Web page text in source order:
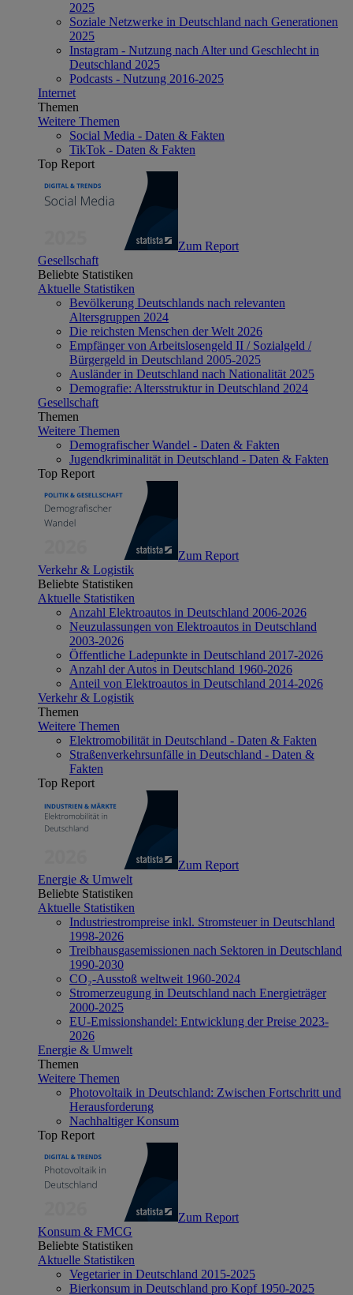
2025
Soziale Netzwerke in Deutschland nach Generationen
2025
Instagram - Nutzung nach Alter und Geschlecht in
Deutschland 2025
Podcasts - Nutzung 2016-2025
Internet
Themen
Weitere Themen
Social Media - Daten & Fakten
TikTok - Daten & Fakten
Top Report
Zum Report
Gesellschaft
Beliebte Statistiken
Aktuelle Statistiken
Bevölkerung Deutschlands nach relevanten
Altersgruppen 2024
Die reichsten Menschen der Welt 2026
Empfänger von Arbeitslosengeld II / Sozialgeld /
Bürgergeld in Deutschland 2005-2025
Ausländer in Deutschland nach Nationalität 2025
Demografie: Altersstruktur in Deutschland 2024
Gesellschaft
Themen
Weitere Themen
Demografischer Wandel - Daten & Fakten
Jugendkriminalität in Deutschland - Daten & Fakten
Top Report
Zum Report
Verkehr & Logistik
Beliebte Statistiken
Aktuelle Statistiken
Anzahl Elektroautos in Deutschland 2006-2026
Neuzulassungen von Elektroautos in Deutschland
2003-2026
Öffentliche Ladepunkte in Deutschland 2017-2026
Anzahl der Autos in Deutschland 1960-2026
Anteil von Elektroautos in Deutschland 2014-2026
Verkehr & Logistik
Themen
Weitere Themen
Elektromobilität in Deutschland - Daten & Fakten
Straßenverkehrsunfälle in Deutschland - Daten &
Fakten
Top Report
Zum Report
Energie & Umwelt
Beliebte Statistiken
Aktuelle Statistiken
Industriestrompreise inkl. Stromsteuer in Deutschland
1998-2026
Treibhausgasemissionen nach Sektoren in Deutschland
1990-2030
CO₂-Ausstoß weltweit 1960-2024
Stromerzeugung in Deutschland nach Energieträger
2000-2025
EU-Emissionshandel: Entwicklung der Preise 2023-
2026
Energie & Umwelt
Themen
Weitere Themen
Photovoltaik in Deutschland: Zwischen Fortschritt und
Herausforderung
Nachhaltiger Konsum
Top Report
Zum Report
Konsum & FMCG
Beliebte Statistiken
Aktuelle Statistiken
Vegetarier in Deutschland 2015-2025
Bierkonsum in Deutschland pro Kopf 1950-2025